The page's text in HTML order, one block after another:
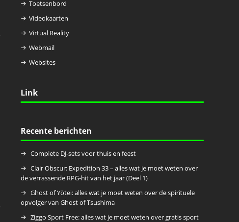
Toetsenbord
Videokaarten
Virtual Reality
Webmail
Websites
Link
Recente berichten
Complete DJ-sets voor thuis en feest
Clair Obscur: Expedition 33 – alles wat je moet weten over
de verrassende RPG-hit van het jaar (Deel 1)
Ghost of Yōtei: alles wat je moet weten over de spirituele
opvolger van Ghost of Tsushima
Ziggo Sport Free: alles wat je moet weten over gratis sport